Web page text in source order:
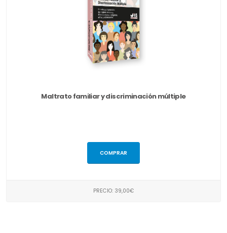
Maltrato familiar y discriminación múltiple
COMPRAR
PRECIO: 39,00€